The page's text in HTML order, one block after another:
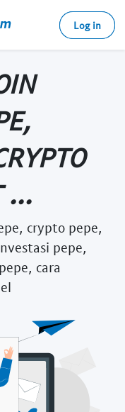
Log in
...
crypto pepe,
pepe,
cara